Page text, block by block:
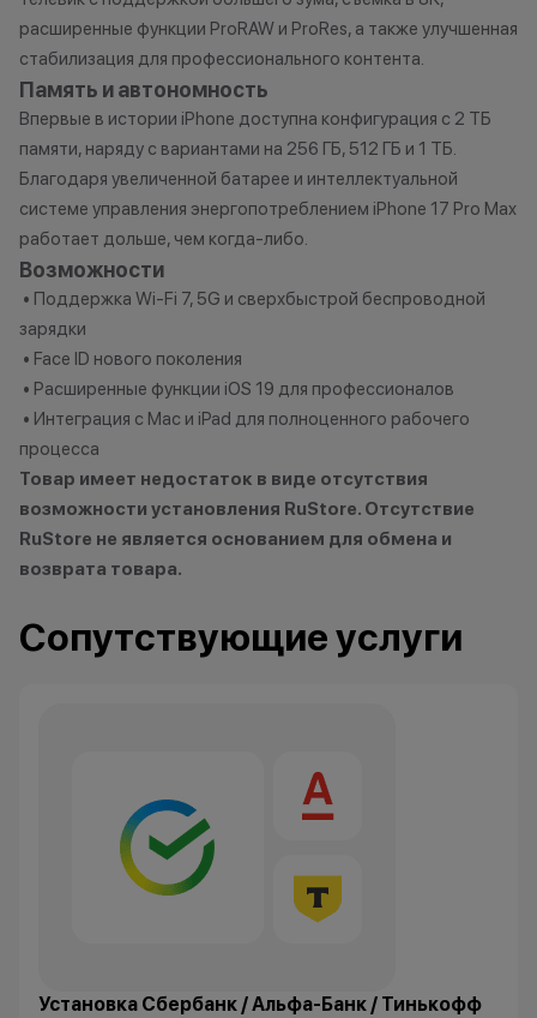
расширенные функции ProRAW и ProRes, а также улучшенная
стабилизация для профессионального контента.
Память и автономность
Впервые в истории iPhone доступна конфигурация с 2 ТБ
памяти, наряду с вариантами на 256 ГБ, 512 ГБ и 1 ТБ.
Благодаря увеличенной батарее и интеллектуальной
системе управления энергопотреблением iPhone 17 Pro Max
работает дольше, чем когда-либо.
Возможности
• Поддержка Wi-Fi 7, 5G и сверхбыстрой беспроводной
зарядки
• Face ID нового поколения
• Расширенные функции iOS 19 для профессионалов
• Интеграция с Mac и iPad для полноценного рабочего
процесса
Товар имеет недостаток в виде отсутствия
возможности установления RuStore. Отсутствие
RuStore не является основанием для обмена и
возврата товара.
Сопутствующие услуги
Установка Сбербанк / Альфа-Банк / Тинькофф